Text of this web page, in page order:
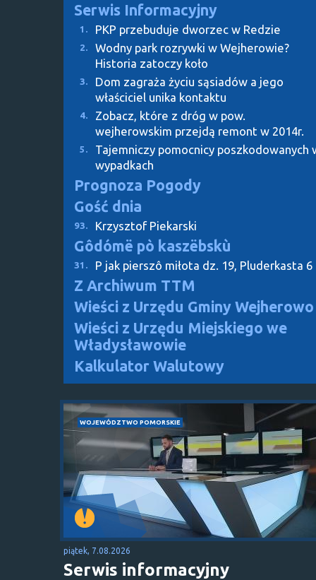
Serwis Informacyjny
1. PKP przebuduje dworzec w Redzie
2.
Wodny park rozrywki w Wejherowie?
Historia zatoczy koło
3.
Dom zagraża życiu sąsiadów a jego
właściciel unika kontaktu
4.
Zobacz, które z dróg w pow.
wejherowskim przejdą remont w 2014r.
5.
Tajemniczy pomocnicy poszkodowanych
wypadkach
Prognoza Pogody
Gość dnia
93. Krzysztof Piekarski
Gôdómë pò kaszëbskù
31. P jak pierszô miłota dz. 19, Pluderkasta 6
Z Archiwum TTM
Wieści z Urzędu Gminy Wejherowo
Wieści z Urzędu Miejskiego we
Władysławowie
Kalkulator Walutowy
WOJEWÓDZTWO POMORSKIE
piątek, 7.08.2026
Serwis informacyjny